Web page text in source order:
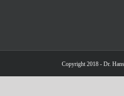
Copyright 2018 - Dr.